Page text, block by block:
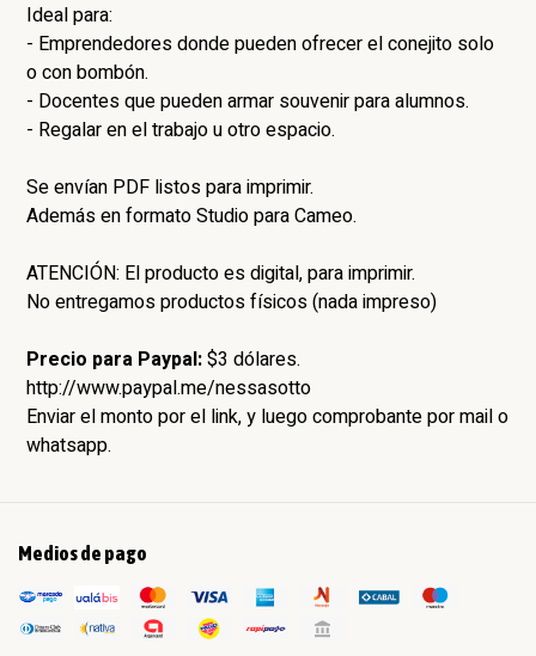
Ideal para:
- Emprendedores donde pueden ofrecer el conejito solo
o con bombón.
- Docentes que pueden armar souvenir para alumnos.
- Regalar en el trabajo u otro espacio.
Se envían PDF listos para imprimir.
Además en formato Studio para Cameo.
ATENCIÓN: El producto es digital, para imprimir.
No entregamos productos físicos (nada impreso)
Precio para Paypal:$3 dólares.
http://www.paypal.me/nessasotto
Enviar el monto por el link, y luego comprobante por mail o
whatsapp.
Medios de pago